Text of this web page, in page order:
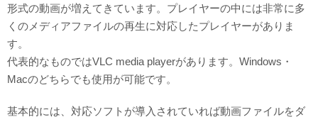
形式の動画が増えてきています。プレイヤーの中には非常に多
くのメディアファイルの再生に対応したプレイヤーがありま
す。
代表的なものではVLC media playerがあります。Windows・
Macのどちらでも使用が可能です。
基本的には、対応ソフトが導入されていれば動画ファイルをダ